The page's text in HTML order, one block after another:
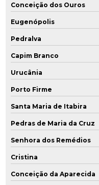
Conceição dos Ouros
Eugenópolis
Pedralva
Capim Branco
Urucânia
Porto Firme
Santa Maria de Itabira
Pedras de Maria da Cruz
Senhora dos Remédios
Cristina
Conceição da Aparecida